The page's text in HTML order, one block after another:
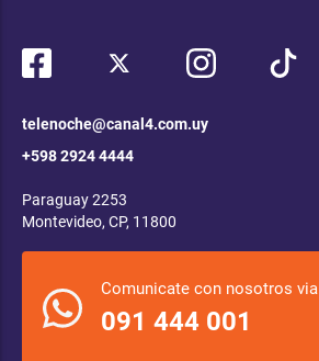
telenoche@canal4.com.uy
+598 2924 4444
Paraguay 2253
Montevideo, CP, 11800
Comunicate con nosotros via
091 444 001